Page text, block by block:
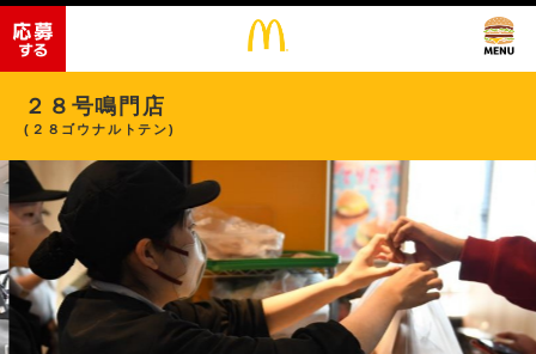
２８号鳴門店
(２８ゴウナルトテン)